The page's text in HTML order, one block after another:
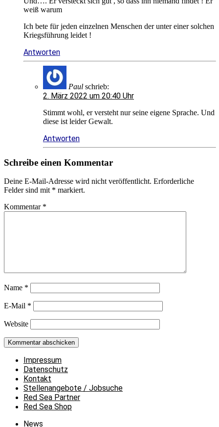
weiß warum
Ich bete für jeden einzelnen Menschen der unter einer solchen
Kriegsführung leidet !
Antworten
Paul schrieb:
2. März 2022 um 20:40 Uhr
Stimmt wohl, er versteht nur seine eigene Sprache. Und
diese ist leider Gewalt.
Antworten
Schreibe einen Kommentar
Deine E-Mail-Adresse wird nicht veröffentlicht. Erforderliche
Felder sind mit * markiert.
Kommentar *
Name *
E-Mail *
Website
Impressum
Datenschutz
Kontakt
Stellenangebote / Jobsuche
Red Sea Partner
Red Sea Shop
News